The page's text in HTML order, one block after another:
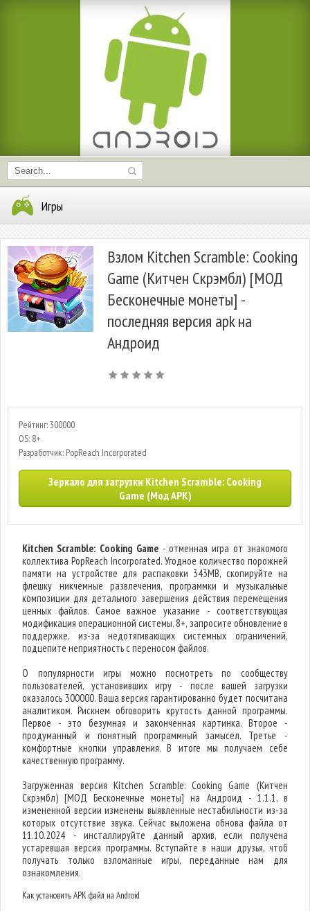
Игры
Взлом Kitchen Scramble: Cooking
Game (Китчен Скрэмбл) [МОД
Бесконечные монеты] -
последняя версия apk на
Андроид
Рейтинг: 300000
OS: 8+
Разработчик: PopReach Incorporated
Зеркало для загрузки Kitchen Scramble: Cooking
Game (Мод APK)
Kitchen Scramble: Cooking Game- отменная игра от знакомого
коллектива PopReach Incorporated. Угодное количество порожней
памяти на устройстве для распаковки 343MB, скопируйте на
флешку никчемные развлечения, программки и музыкальные
композиции для детального завершения действия перемещения
ценных файлов. Самое важное указание - соответствующая
модификация операционной системы. 8+, запросите обновление в
поддержке, из-за недотягивающих системных ограничений,
подцепите неприятность с переносом файлов.
О популярности игры можно посмотреть по сообществу
пользователей, установивших игру - после вашей загрузки
оказалось 300000. Ваша версия гарантированно будет посчитана
аналитиком. Рискнем обговорить крутость данной программы.
Первое - это безумная и законченная картинка. Второе -
продуманный и понятный программный замысел. Третье -
комфортные кнопки управления. В итоге мы получаем себе
качественную программу.
Загруженная версия Kitchen Scramble: Cooking Game (Китчен
Скрэмбл) [МОД Бесконечные монеты] на Андроид - 1.1.1, в
измененной версии изменены выявленные нестабильности из-за
которых отсутствие звука. Сейчас выложена обнова файла от
11.10.2024 - инсталлируйте данный архив, если получена
устаревшая версия программы. Вступайте в наши друзья, чтоб
получать только взломанные игры, переданные нам для
ознакомления.
Как установить APK файл на Android